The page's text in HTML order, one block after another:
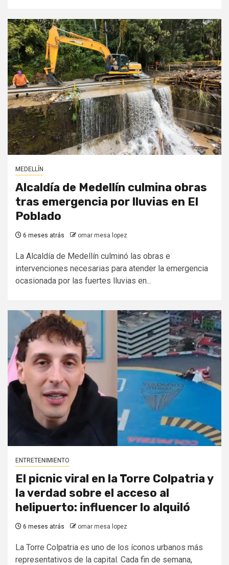
MEDELLÍN
Alcaldía de Medellín culmina obras
tras emergencia por lluvias en El
Poblado
6 meses atrás omar mesa lopez
La Alcaldía de Medellín culminó las obras e
intervenciones necesarias para atender la emergencia
ocasionada por las fuertes lluvias en...
ENTRETENIMIENTO
El picnic viral en la Torre Colpatria y
la verdad sobre el acceso al
helipuerto: influencer lo alquiló
6 meses atrás omar mesa lopez
La Torre Colpatria es uno de los íconos urbanos más
representativos de la capital. Cada fin de semana,